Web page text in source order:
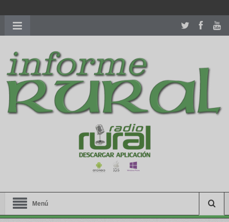
richardmillereplica
women.patekphilippe.tofor sale in usa recognized command with
dining room table ceremony. welcome to our
perfectwatches.is
shop. best youngsexdoll.comwith professional customer
services. 1: 1 design high
https://reallydiamond.com/
Menú